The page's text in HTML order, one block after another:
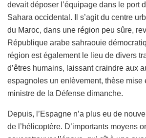
devait déposer l’équipage dans le port
Sahara occidental. Il s’agit du centre
du Maroc, dans une région peu sûre,
République arabe sahraouie
région est également le lieu de divers
d’êtres humains, laissant craindre aux
espagnoles un enlèvement, thèse mise
ministre de la Défense dimanche.
Depuis, l’Espagne n’a plus eu de
de l’hélicoptère. D’importants moyens